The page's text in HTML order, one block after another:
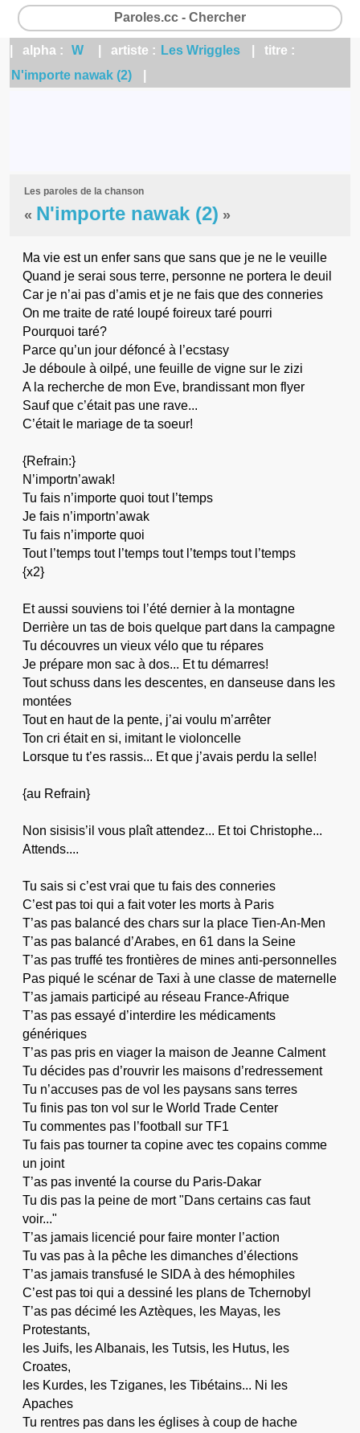
Paroles.cc - Chercher
| alpha : W | artiste : Les Wriggles
| titre :
N'importe nawak (2)
Les paroles de la chanson
« N'importe nawak (2) »
Ma vie est un enfer sans que sans que je ne le veuille
Quand je serai sous terre, personne ne portera le deuil
Car je n’ai pas d’amis et je ne fais que des conneries
On me traite de raté loupé foireux taré pourri
Pourquoi taré?
Parce qu’un jour défoncé à l’ecstasy
Je déboule à oilpé, une feuille de vigne sur le zizi
A la recherche de mon Eve, brandissant mon flyer
Sauf que c’était pas une rave...
C’était le mariage de ta soeur!
{Refrain:}
N’importn’awak!
Tu fais n’importe quoi tout l’temps
Je fais n’importn’awak
Tu fais n’importe quoi
Tout l’temps tout l’temps tout l’temps tout l’temps
{x2}
Et aussi souviens toi l’été dernier à la montagne
Derrière un tas de bois quelque part dans la campagne
Tu découvres un vieux vélo que tu répares
Je prépare mon sac à dos... Et tu démarres!
Tout schuss dans les descentes, en danseuse dans les
montées
Tout en haut de la pente, j’ai voulu m’arrêter
Ton cri était en si, imitant le violoncelle
Lorsque tu t’es rassis... Et que j’avais perdu la selle!
{au Refrain}
Non sisisis’il vous plaît attendez... Et toi Christophe...
Attends....
Tu sais si c’est vrai que tu fais des conneries
C’est pas toi qui a fait voter les morts à Paris
T’as pas balancé des chars sur la place Tien-An-Men
T’as pas balancé d’Arabes, en 61 dans la Seine
T’as pas truffé tes frontières de mines anti-personnelles
Pas piqué le scénar de Taxi à une classe de maternelle
T’as jamais participé au réseau France-Afrique
T’as pas essayé d’interdire les médicaments
génériques
T’as pas pris en viager la maison de Jeanne Calment
Tu décides pas d’rouvrir les maisons d’redressement
Tu n’accuses pas de vol les paysans sans terres
Tu finis pas ton vol sur le World Trade Center
Tu commentes pas l’football sur TF1
Tu fais pas tourner ta copine avec tes copains comme
un joint
T’as pas inventé la course du Paris-Dakar
Tu dis pas la peine de mort "Dans certains cas faut
voir..."
T’as jamais licencié pour faire monter l’action
Tu vas pas à la pêche les dimanches d’élections
T’as jamais transfusé le SIDA à des hémophiles
C’est pas toi qui a dessiné les plans de Tchernobyl
T’as pas décimé les Aztèques, les Mayas, les
Protestants,
les Juifs, les Albanais, les Tutsis, les Hutus, les
Croates,
les Kurdes, les Tziganes, les Tibétains... Ni les
Apaches
Tu rentres pas dans les églises à coup de hache